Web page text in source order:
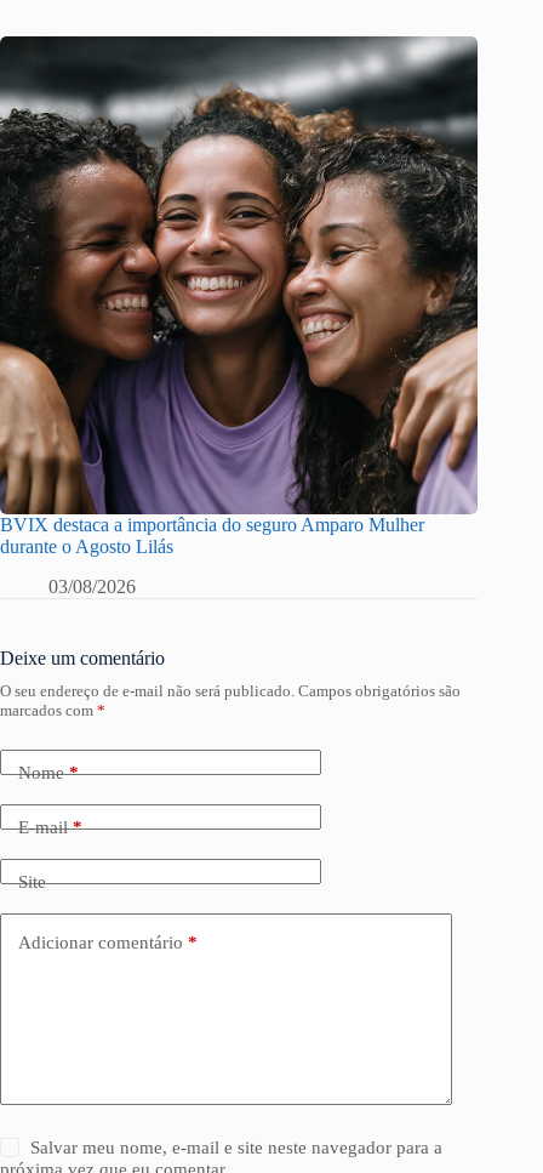
BVIX destaca a importância do seguro Amparo Mulher
durante o Agosto Lilás
03/08/2026
Deixe um comentário
O seu endereço de e-mail não será publicado. Campos obrigatórios são
marcados com *
Nome*
E-mail*
Site
Adicionar comentário *
Salvar meu nome, e-mail e site neste navegador para a